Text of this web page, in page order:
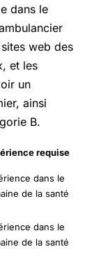
dans le
web des
et les
un
ainsi
B.
requise
dans le
de la santé
dans le
de la santé